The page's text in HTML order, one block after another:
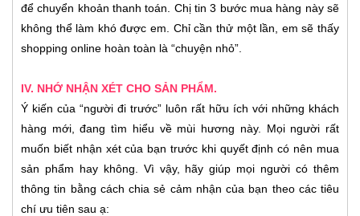
để chuyển khoản thanh toán. Chị tin 3 bước mua hàng này sẽ
không thể làm khó được em. Chỉ cần thử một lần, em sẽ thấy
shopping online hoàn toàn là “chuyện nhỏ”.
IV. NHỚ NHẬN XÉT CHO SẢN PHẨM.
Ý kiến của “người đi trước” luôn rất hữu ích với những khách
hàng mới, đang tìm hiểu về mùi hương này. Mọi người rất
muốn biết nhận xét của bạn trước khi quyết định có nên mua
sản phẩm hay không. Vì vậy, hãy giúp mọi người có thêm
thông tin bằng cách chia sẻ cảm nhận của bạn theo các tiêu
chí ưu tiên sau ạ: